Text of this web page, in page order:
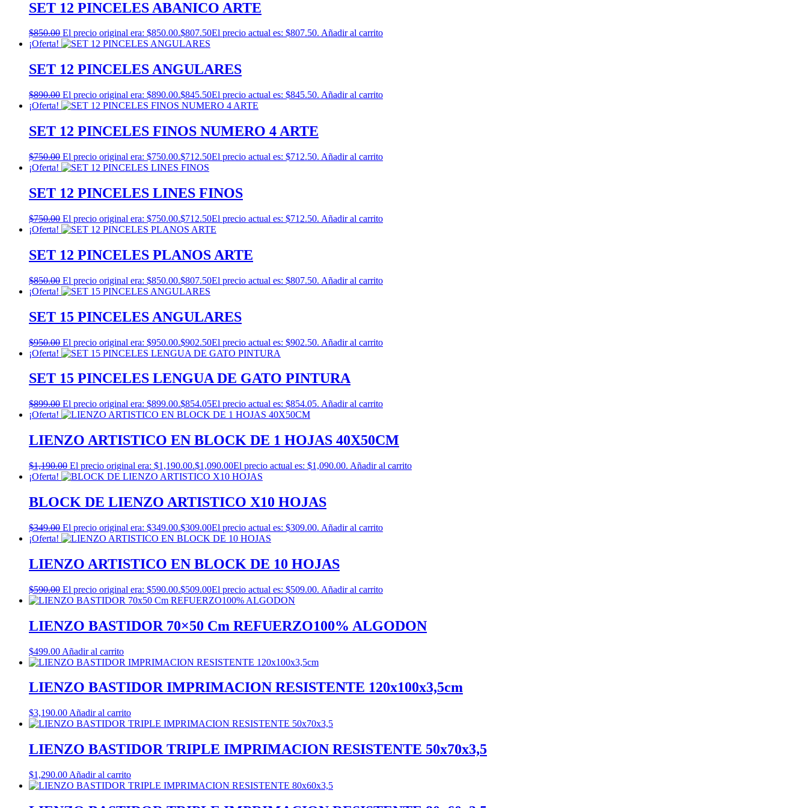
SET 12 PINCELES ABANICO ARTE
$850.00 El precio original era: $850.00.$807.50El precio actual es: $807.50. Añadir al carrito
¡Oferta!
SET 12 PINCELES ANGULARES
$890.00 El precio original era: $890.00.$845.50El precio actual es: $845.50. Añadir al carrito
¡Oferta!
SET 12 PINCELES FINOS NUMERO 4 ARTE
$750.00 El precio original era: $750.00.$712.50El precio actual es: $712.50. Añadir al carrito
¡Oferta!
SET 12 PINCELES LINES FINOS
$750.00 El precio original era: $750.00.$712.50El precio actual es: $712.50. Añadir al carrito
¡Oferta!
SET 12 PINCELES PLANOS ARTE
$850.00 El precio original era: $850.00.$807.50El precio actual es: $807.50. Añadir al carrito
¡Oferta!
SET 15 PINCELES ANGULARES
$950.00 El precio original era: $950.00.$902.50El precio actual es: $902.50. Añadir al carrito
¡Oferta!
SET 15 PINCELES LENGUA DE GATO PINTURA
$899.00 El precio original era: $899.00.$854.05El precio actual es: $854.05. Añadir al carrito
¡Oferta!
LIENZO ARTISTICO EN BLOCK DE 1 HOJAS 40X50CM
$1,190.00 El precio original era: $1,190.00.$1,090.00El precio actual es: $1,090.00. Añadir al carrito
¡Oferta!
BLOCK DE LIENZO ARTISTICO X10 HOJAS
$349.00 El precio original era: $349.00.$309.00El precio actual es: $309.00. Añadir al carrito
¡Oferta!
LIENZO ARTISTICO EN BLOCK DE 10 HOJAS
$590.00 El precio original era: $590.00.$509.00El precio actual es: $509.00. Añadir al carrito
LIENZO BASTIDOR 70×50 Cm REFUERZO100% ALGODON
$499.00 Añadir al carrito
LIENZO BASTIDOR IMPRIMACION RESISTENTE 120x100x3,5cm
$3,190.00 Añadir al carrito
LIENZO BASTIDOR TRIPLE IMPRIMACION RESISTENTE 50x70x3,5
$1,290.00 Añadir al carrito